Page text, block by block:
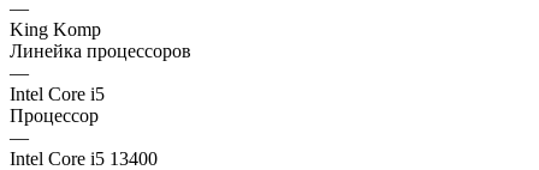
—
King Komp
Линейка процессоров
—
Intel Core i5
Процессор
—
Intel Core i5 13400